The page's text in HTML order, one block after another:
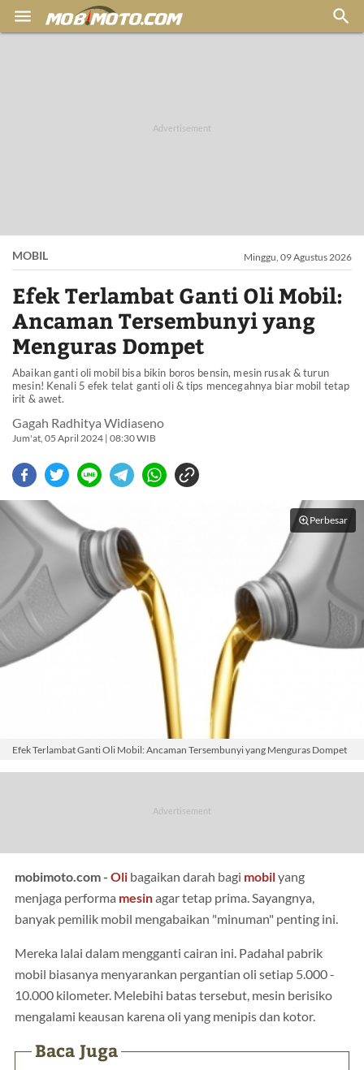
 
MOBIL Minggu, 09 Agustus 2026
Efek Terlambat Ganti Oli Mobil:
Ancaman Tersembunyi yang
Menguras Dompet
Abaikan ganti oli mobil bisa bikin boros bensin, mesin rusak & turun
mesin! Kenali 5 efek telat ganti oli & tips mencegahnya biar mobil tetap
irit & awet.
Gagah Radhitya Widiaseno
Jum'at, 05 April 2024 | 08:30 WIB
Perbesar
Efek Terlambat Ganti Oli Mobil: Ancaman Tersembunyi yang Menguras Dompet
mobimoto.com - Oli bagaikan darah bagi mobilyang
menjaga performa mesinagar tetap prima. Sayangnya,
banyak pemilik mobil mengabaikan "minuman" penting ini.
Mereka lalai dalam mengganti cairan ini. Padahal pabrik
mobil biasanya menyarankan pergantian oli setiap 5.000 -
10.000 kilometer. Melebihi batas tersebut, mesin berisiko
mengalami keausan karena oli yang menipis dan kotor.
Baca Juga